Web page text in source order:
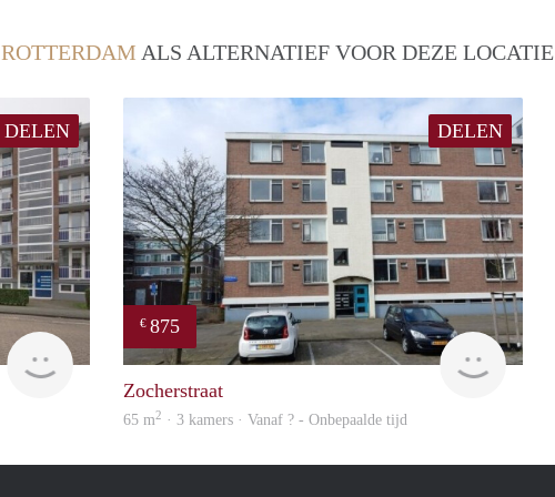
ROTTERDAM ALS ALTERNATIEF VOOR DEZE LOCATIE
DELEN DELEN
€ 875
rent
Zocherstraat
65 m2 · 3 kamers · Vanaf ? - Onbepaalde tijd